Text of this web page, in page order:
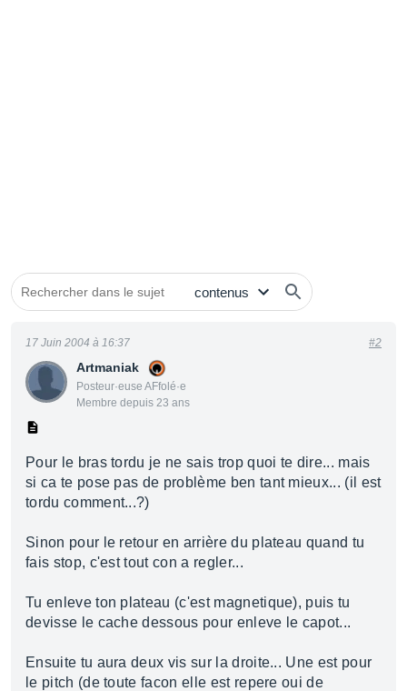
Artmaniak
Posteur·euse AFfolé·e
Membre depuis 23 ans
17 Juin 2004 à 16:37 #2
Pour le bras tordu je ne sais trop quoi te dire... mais
si ca te pose pas de problème ben tant mieux... (il est
tordu comment...?)
Sinon pour le retour en arrière du plateau quand tu
fais stop, c'est tout con a regler...
Tu enleve ton plateau (c'est magnetique), puis tu
devisse le cache dessous pour enleve le capot...
Ensuite tu aura deux vis sur la droite... Une est pour
le pitch (de toute facon elle est repere oui de